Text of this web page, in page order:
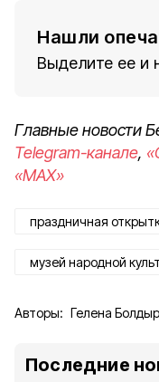
Нашли
Выделите ее и
Главные новости
Telegram-канале,
«MAX»
праздничная
музей народной
Авторы: Гелена
Последние